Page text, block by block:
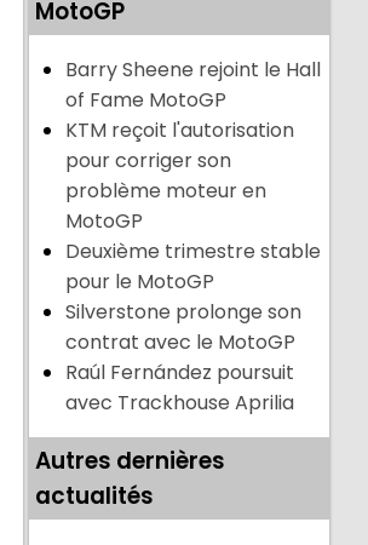
MotoGP
Barry Sheene rejoint le Hall
of Fame MotoGP
KTM reçoit l'autorisation
pour corriger son
problème moteur en
MotoGP
Deuxième trimestre stable
pour le MotoGP
Silverstone prolonge son
contrat avec le MotoGP
Raúl Fernández poursuit
avec Trackhouse Aprilia
Autres dernières
actualités